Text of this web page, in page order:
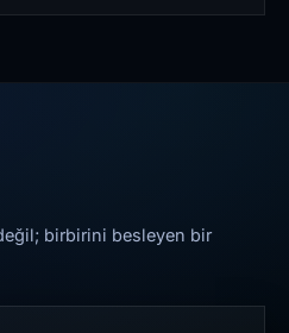
birbirini besleyen bir